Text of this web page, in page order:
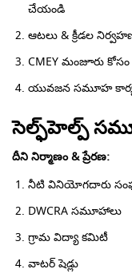
చేయండి
ఆటలు & క్రీడల
CMEY మంజూరు కోసం
యువజన సమూహ
సెల్ఫ్‌హెల్ప్
దీని నిర్మాణం & ప్రేరణ:
నీటి వినియోగదారు
DWCRA సమూహాలు
గ్రామ విద్యా కమిటీ
వాటర్ షెడ్లు